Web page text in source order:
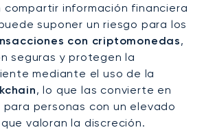
compartir información financiera
suponer un riesgo para los
con criptomonedas,
seguras y protegen la
mediante el uso de la
, lo que las convierte en
personas con un elevado
valoran la discreción.